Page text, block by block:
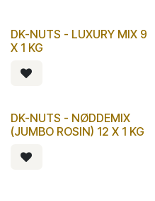
DK-NUTS - LUXURY MIX 9
X 1 KG
DK-NUTS - NØDDEMIX
(JUMBO ROSIN) 12 X 1 KG